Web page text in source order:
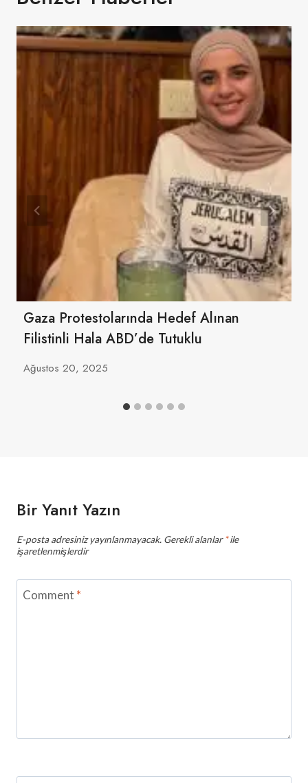
Gaza Protestolarında Hedef Alınan
Filistinli Hala ABD’de Tutuklu
Ağustos 20, 2025
Bir Yanıt Yazın
E-posta adresiniz yayınlanmayacak. Gerekli alanlar*ile
işaretlenmişlerdir
Comment *